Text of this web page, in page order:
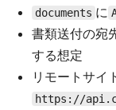
documents に
書類送付の宛
する想定
リモートサイ
https://